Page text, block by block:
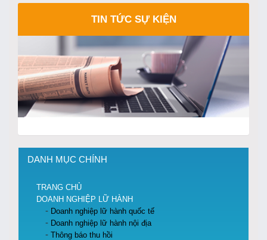
TIN TỨC SỰ KIỆN
DANH MỤC CHÍNH
TRANG CHỦ
DOANH NGHIỆP LỮ HÀNH
Doanh nghiệp lữ hành quốc tế
Doanh nghiệp lữ hành nội địa
Thông báo thu hồi